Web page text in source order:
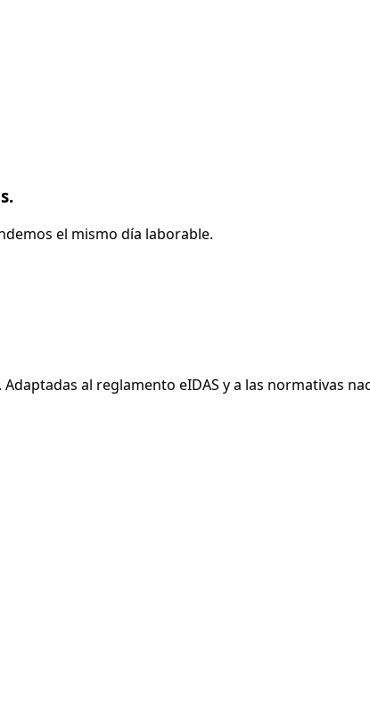
el mismo día laborable.
al reglamento eIDAS y a las normativas